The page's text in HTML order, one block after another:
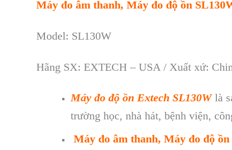
Máy đo âm thanh, Máy đo độ ồn
Model: SL130W
Hãng SX: EXTECH – USA / Xuất xứ:
Máy đo độ ồn Extech SL130W là
trường học, nhà hát, bệnh viện,
Máy đo âm thanh, Máy đo độ